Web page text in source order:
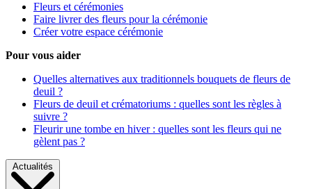
Fleurs et cérémonies
Faire livrer des fleurs pour la cérémonie
Créer votre espace cérémonie
Pour vous aider
Quelles alternatives aux traditionnels bouquets de fleurs de
deuil ?
Fleurs de deuil et crématoriums : quelles sont les règles à
suivre ?
Fleurir une tombe en hiver : quelles sont les fleurs qui ne
gèlent pas ?
Actualités